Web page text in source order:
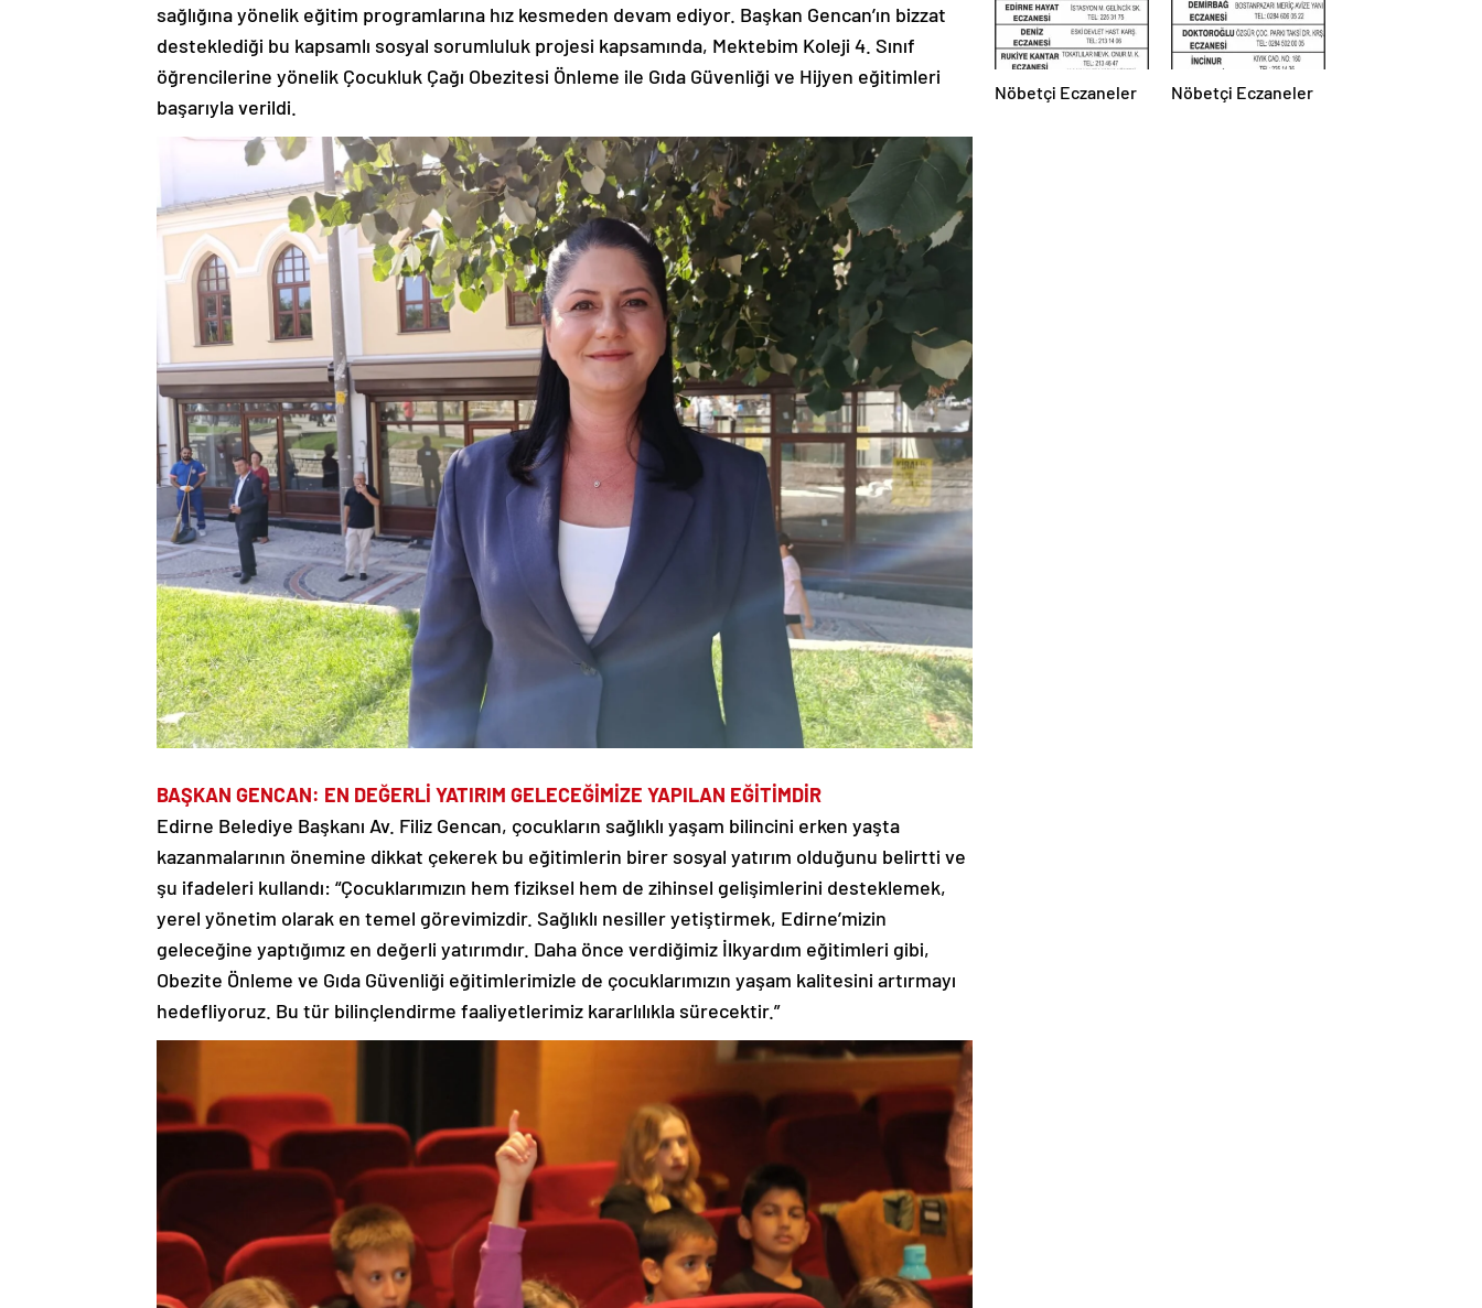
sağlığına yönelik eğitim programlarına hız kesmeden devam ediyor. Başkan Gencan’ın bizzat
desteklediği bu kapsamlı sosyal sorumluluk projesi kapsamında, Mektebim Koleji 4. Sınıf
öğrencilerine yönelik Çocukluk Çağı Obezitesi Önleme ile Gıda Güvenliği ve Hijyen eğitimleri
başarıyla verildi.
BAŞKAN GENCAN: EN DEĞERLİ YATIRIM GELECEĞİMİZE YAPILAN EĞİTİMDİR
Edirne Belediye Başkanı Av. Filiz Gencan, çocukların sağlıklı yaşam bilincini erken yaşta
kazanmalarının önemine dikkat çekerek bu eğitimlerin birer sosyal yatırım olduğunu belirtti ve
şu ifadeleri kullandı: “Çocuklarımızın hem fiziksel hem de zihinsel gelişimlerini desteklemek,
yerel yönetim olarak en temel görevimizdir. Sağlıklı nesiller yetiştirmek, Edirne’mizin
geleceğine yaptığımız en değerli yatırımdır. Daha önce verdiğimiz İlkyardım eğitimleri gibi,
Obezite Önleme ve Gıda Güvenliği eğitimlerimizle de çocuklarımızın yaşam kalitesini artırmayı
hedefliyoruz. Bu tür bilinçlendirme faaliyetlerimiz kararlılıkla sürecektir.”
Nöbetçi Eczaneler Nöbetçi Eczaneler